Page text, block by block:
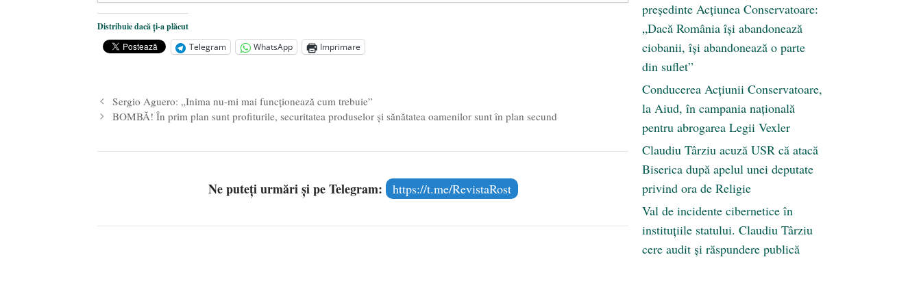
Dezvăluiri cutremurătoare despre președintele Ucrainei, Volodymyr Zelensky
Statul care servește Națiunea - 21 aprilie 2026
Legea Vexler produce efecte. Bustul poetului Octavian Goga, înlăturat din Iași
Distribuie dacă ți-a plăcut
Telegram
WhatsApp Imprimare
Sergio Aguero: „Inima nu-mi mai funcționează cum trebuie”
BOMBĂ! În prim plan sunt profiturile, securitatea produselor și sănătatea oamenilor sunt în plan secund
Ne puteți urmări și pe Telegram: https://t.me/RevistaRost
președinte Acțiunea Conservatoare:
„Dacă România își abandonează
ciobanii, își abandonează o parte
din suflet”
Conducerea Acțiunii Conservatoare,
la Aiud, în campania națională
pentru abrogarea Legii Vexler
Claudiu Târziu acuză USR că atacă
Biserica după apelul unei deputate
privind ora de Religie
Val de incidente cibernetice în
instituțiile statului. Claudiu Târziu
cere audit și răspundere publică